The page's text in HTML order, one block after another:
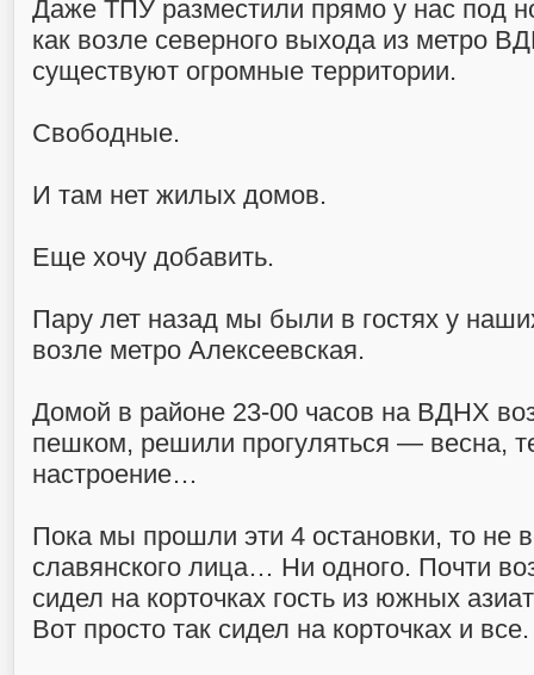
Даже ТПУ разместили прямо у нас под
как возле северного выхода из метро
существуют огромные территории.
Свободные.
И там нет жилых домов.
Еще хочу добавить.
Пару лет назад мы были в гостях у
возле метро Алексеевская.
Домой в районе 23-00 часов на ВДНХ
пешком, решили прогуляться — весна,
настроение…
Пока мы прошли эти 4 остановки, то не
славянского лица… Ни одного. Почти
сидел на корточках гость из южных
Вот просто так сидел на корточках и